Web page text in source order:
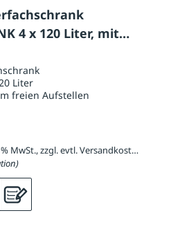
4 x 120 Liter, mit
Liter
freien Aufstellen
5.197,92 € / Stück inkl. 19 % MwSt., zzgl. evtl. Versandkosten